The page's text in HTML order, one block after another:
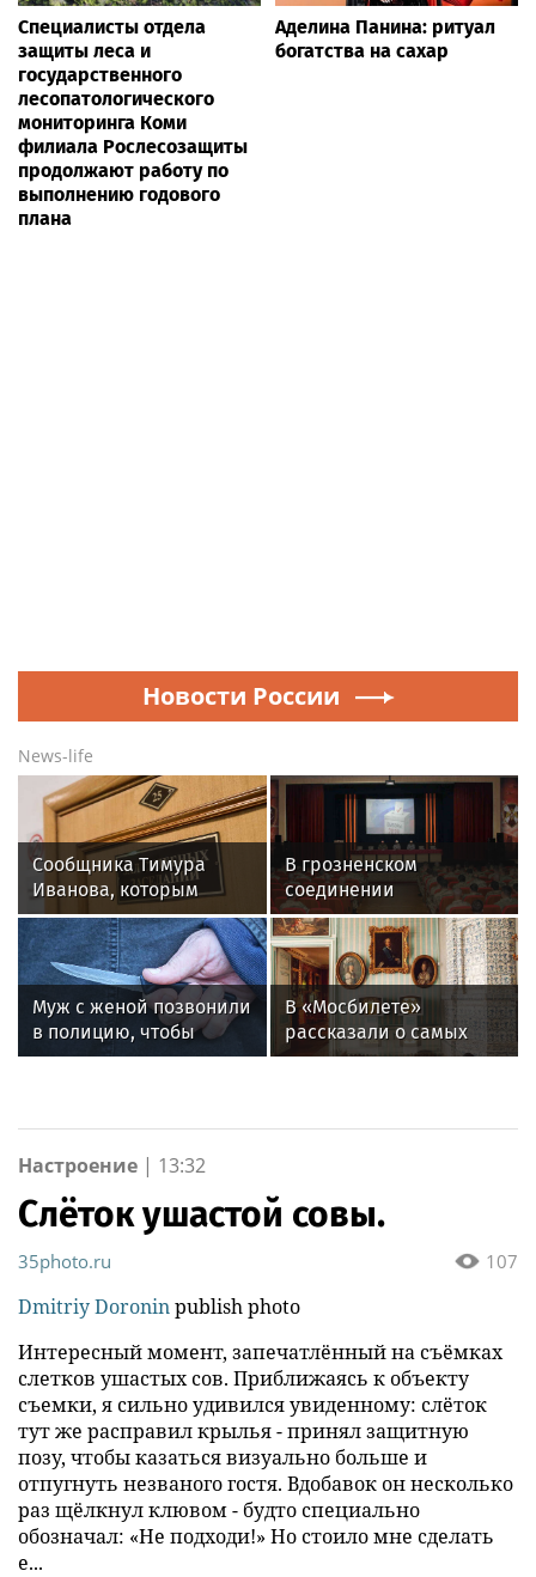
Специалисты отдела
защиты леса и
государственного
лесопатологического
мониторинга Коми
филиала Рослесозащиты
продолжают работу по
выполнению годового
плана
Аделина Панина: ритуал
богатства на сахар
Новости России
News-life
Сообщника Тимура
Иванова, которым
оказался гражданин
Германии, осудят в РФ
заочно
В грозненском
соединении
Росгвардии прошла
встреча с
представителями
избирательной
комиссии
Муж с женой позвонили
в полицию, чтобы
сообщить о желании
В «Мосбилете»
рассказали о самых
интересных
Настроение | 13:32
Слёток ушастой совы.
107
35photo.ru
Dmitriy Doroninpublish photo
Интересный момент, запечатлённый на съёмках
слетков ушастых сов. Приближаясь к объекту
съемки, я сильно удивился увиденному: слёток
тут же расправил крылья - принял защитную
позу, чтобы казаться визуально больше и
отпугнуть незваного гостя. Вдобавок он несколько
раз щёлкнул клювом - будто специально
обозначал: «Не подходи!» Но стоило мне сделать
е...